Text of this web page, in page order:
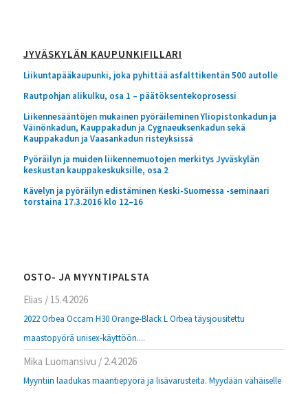
JYVÄSKYLÄN KAUPUNKIFILLARI
Liikuntapääkaupunki, joka pyhittää asfalttikentän 500 autolle
Rautpohjan alikulku, osa 1 – päätöksentekoprosessi
Liikennesääntöjen mukainen pyöräileminen Yliopistonkadun ja
Väinönkadun, Kauppakadun ja Cygnaeuksenkadun sekä
Kauppakadun ja Vaasankadun risteyksissä
Pyöräilyn ja muiden liikennemuotojen merkitys Jyväskylän
keskustan kauppakeskuksille, osa 2
Kävelyn ja pyöräilyn edistäminen Keski-Suomessa -seminaari
torstaina 17.3.2016 klo 12–16
OSTO- JA MYYNTIPALSTA
Elias / 15.4.2026
2022 Orbea Occam H30 Orange-Black L Orbea täysjousitettu
maastopyörä unisex-käyttöön....
Mika Luomansivu / 2.4.2026
Myyntiin laadukas maantiepyörä ja lisävarusteita. Myydään vähäiselle